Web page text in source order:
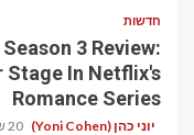
חדשות
3 Review:
Stage In Netflix's
Romance Series
יוני כהן (Yoni Cohen) 20 שעות ago